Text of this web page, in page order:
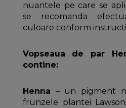
nuantele pe care se
se recomanda
culoare conform
Vopseaua de par
contine:
Henna – un pigment
frunzele plantei